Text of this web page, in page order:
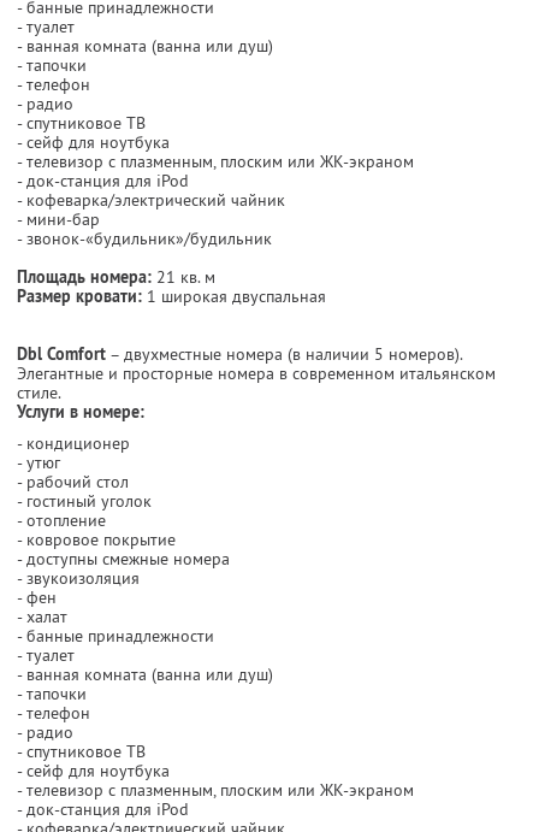
- банные принадлежности
- туалет
- ванная комната (ванна или душ)
- тапочки
- телефон
- радио
- спутниковое ТВ
- сейф для ноутбука
- телевизор с плазменным, плоским или ЖК-экраном
- док-станция для iPod
- кофеварка/электрический чайник
- мини-бар
- звонок-«будильник»/будильник
Площадь номера: 21 кв. м
Размер кровати: 1 широкая двуспальная
Dbl Comfort – двухместные номера (в наличии 5 номеров).
Элегантные и просторные номера в современном итальянском
стиле.
Услуги в номере:
- кондиционер
- утюг
- рабочий стол
- гостиный уголок
- отопление
- ковровое покрытие
- доступны смежные номера
- звукоизоляция
- фен
- халат
- банные принадлежности
- туалет
- ванная комната (ванна или душ)
- тапочки
- телефон
- радио
- спутниковое ТВ
- сейф для ноутбука
- телевизор с плазменным, плоским или ЖК-экраном
- док-станция для iPod